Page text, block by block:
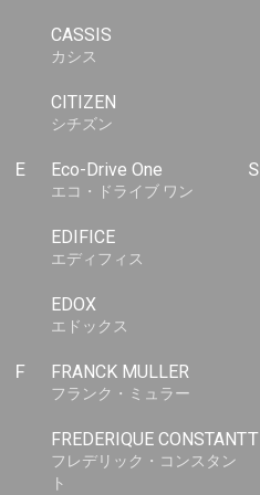
CASSIS
カシス
CITIZEN
シチズン
E Eco-Drive One
エコ・ドライブ ワン
EDIFICE
エディフィス
EDOX
エドックス
F FRANCK MULLER
フランク・ミュラー
FREDERIQUE CONSTANT
フレデリック・コンスタン
ト
S
T